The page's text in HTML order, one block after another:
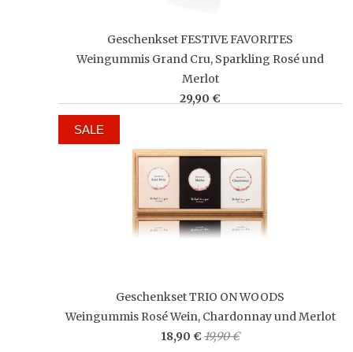
Geschenkset FESTIVE FAVORITES
Weingummis Grand Cru, Sparkling Rosé und
Merlot
29,90 €
Geschenkset TRIO ON WOODS
Weingummis Rosé Wein, Chardonnay und Merlot
18,90 € 19,90 €
SALE